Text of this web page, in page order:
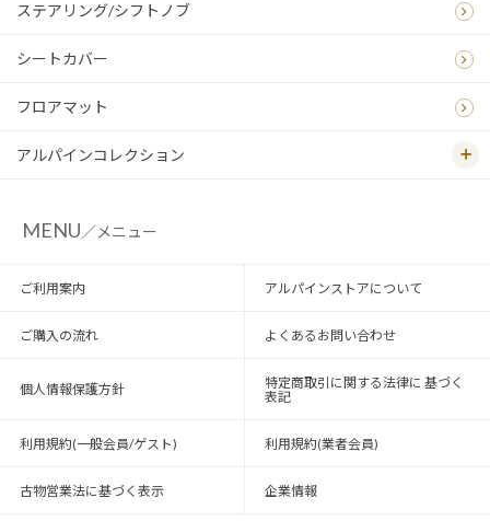
ステアリング/シフトノブ
シートカバー
フロアマット
アルパインコレクション
MENU／メニュー
ご利用案内 アルパインストアについて
ご購入の流れ よくあるお問い合わせ
個人情報保護方針
特定商取引に関する法律に 基づく
表記
利用規約(一般会員/ゲスト) 利用規約(業者会員)
古物営業法に基づく表示 企業情報